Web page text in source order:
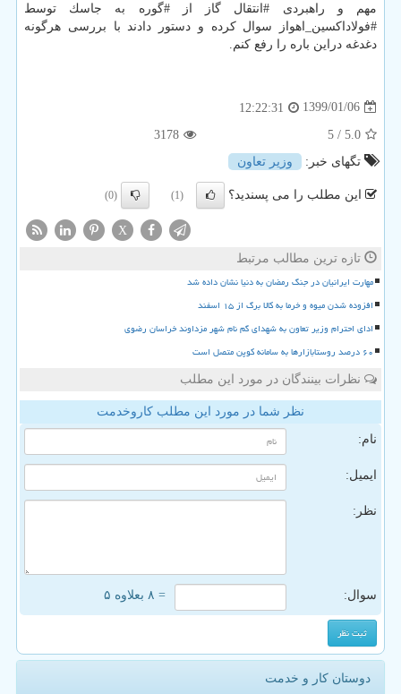
مهم و راهبردی #انتقال گاز از #گوره به جاسك توسط
#فولاداكسین_اهواز سوال كرده و دستور دادند با بررسی هرگونه
دغدغه دراین باره را رفع كنم.
1399/01/06
12:22:31
5.0
/ 5
3178
تگهای خبر:
وزیر تعاون
این مطلب را می پسندید؟ (1)
(0)
X
تازه ترین مطالب مرتبط
مهارت ایرانیان در جنگ رمضان به دنیا نشان داده شد
افزوده شدن میوه و خرما به کالا برگ از ۱۵ اسفند
ادای احترام وزیر تعاون به شهدای گم نام شهر مزداوند خراسان رضوی
۶۰ درصد روستابازارها به سامانه کوپن متصل است
نظرات بینندگان در مورد این مطلب
نظر شما در مورد این مطلب کاروخدمت
نام:
ایمیل:
نظر:
سوال: = ۸ بعلاوه ۵
دوستان کار و خدمت